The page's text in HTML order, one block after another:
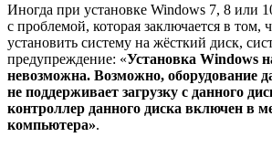
Иногда при установке Windows 7, 8 или
с проблемой, которая заключается в том,
установить систему на жёсткий диск,
предупреждение: «Установка Windows
невозможна. Возможно, оборудование
не поддерживает загрузку с данного
контроллер данного диска включен в
компьютера».